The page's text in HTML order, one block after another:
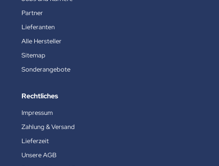
Partner
Lieferanten
Alle Hersteller
Sitemap
Sonderangebote
Rechtliches
Impressum
Zahlung & Versand
Lieferzeit
Unsere AGB